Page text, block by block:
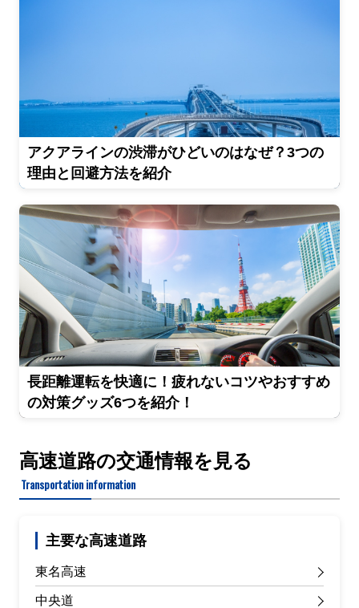
アクアラインの渋滞がひどいのはなぜ？3つの
理由と回避方法を紹介
長距離運転を快適に！疲れないコツやおすすめ
の対策グッズ6つを紹介！
高速道路の交通情報を見る
Transportation information
主要な高速道路
東名高速
中央道